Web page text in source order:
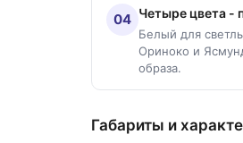
04 Четыре цвета -
Белый для
Ориноко и
образа.
Габариты и